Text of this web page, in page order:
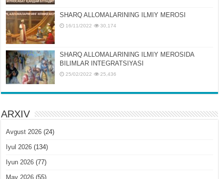
SHARQ ALLOMALARINING ILMIY MEROSI
16/11/2022 30,174
SHARQ ALLOMALARINING ILMIY MЕROSIDA
BILIMLAR INTЕGRATSIYASI
25/02/2022 25,436
ARXIV
Avgust 2026 (24)
Iyul 2026 (134)
Iyun 2026 (77)
May 2026 (55)